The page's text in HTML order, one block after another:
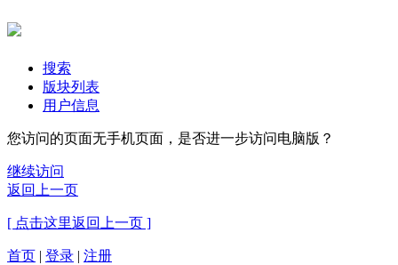
搜索
版块列表
用户信息
您访问的页面无手机页面，是否进一步访问电脑版？
继续访问
返回上一页
[ 点击这里返回上一页 ]
首页 | 登录 | 注册